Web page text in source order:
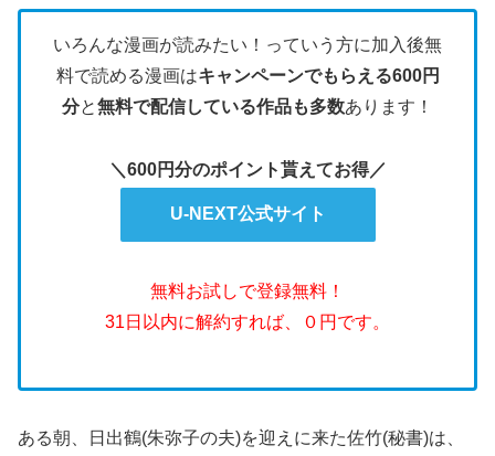
いろんな漫画が読みたい！っていう方に加入後無
料で読める漫画はキャンペーンでもらえる600円
分と無料で配信している作品も多数あります！
＼600円分のポイント貰えてお得／
U-NEXT公式サイト
無料お試しで登録無料！
31日以内に解約すれば、０円です。
ある朝、日出鶴(朱弥子の夫)を迎えに来た佐竹(秘書)は、